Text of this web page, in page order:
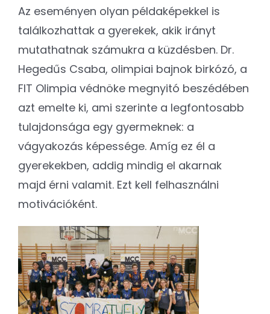
Az eseményen olyan példaképekkel is
találkozhattak a gyerekek, akik irányt
mutathatnak számukra a küzdésben. Dr.
Hegedűs Csaba, olimpiai bajnok birkózó, a
FIT Olimpia védnöke megnyitó beszédében
azt emelte ki, ami szerinte a legfontosabb
tulajdonsága egy gyermeknek: a
vágyakozás képessége. Amíg ez él a
gyerekekben, addig mindig el akarnak
majd érni valamit. Ezt kell felhasználni
motivációként.